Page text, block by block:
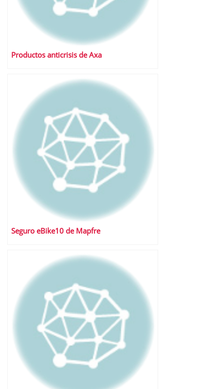
Productos anticrisis de Axa
Seguro eBike10 de Mapfre